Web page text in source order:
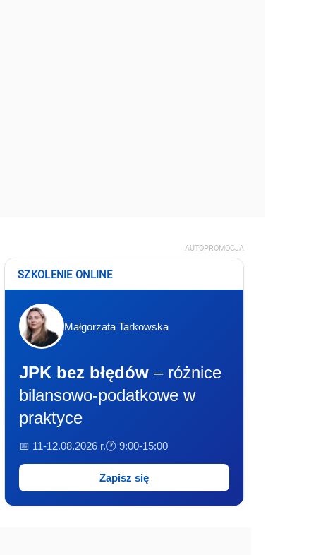
AUTOPROMOCJA
SZKOLENIE ONLINE
Małgorzata Tarkowska
JPK bez błędów – różnice
bilansowo-podatkowe w
praktyce
📅 11-12.08.2026 r.🕐 9:00-15:00
Zapisz się